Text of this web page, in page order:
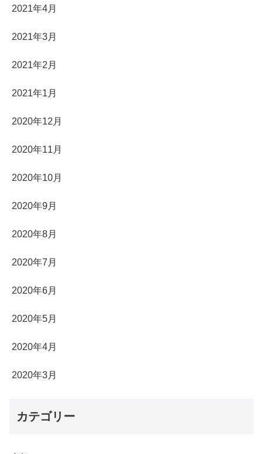
2021年4月
2021年3月
2021年2月
2021年1月
2020年12月
2020年11月
2020年10月
2020年9月
2020年8月
2020年7月
2020年6月
2020年5月
2020年4月
2020年3月
カテゴリー